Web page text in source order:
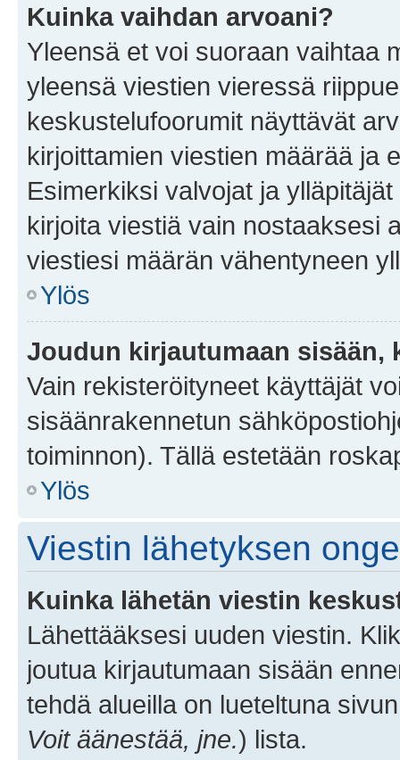
Kuinka vaihdan arvoani?
Yleensä et voi suoraan vaihtaa
yleensä viestien vieressä
keskustelufoorumit näyttävät
kirjoittamien viestien määrää ja
Esimerkiksi valvojat ja
kirjoita viestiä vain nostaaksesi
viestiesi määrän vähentyneen
Ylös
Joudun kirjautumaan sisään,
Vain rekisteröityneet käyttäjät
sisäänrakennetun
toiminnon). Tällä estetään
Ylös
Viestin lähetyksen
Kuinka lähetän viestin
Lähettääksesi uuden viestin.
joutua kirjautumaan sisään
tehdä alueilla on lueteltuna
Voit äänestää, jne.) lista.